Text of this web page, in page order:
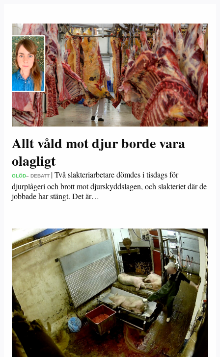
Allt våld mot djur borde vara
olagligt
GLÖD– DEBATT |Två slakteriarbetare dömdes i tisdags för
djurplågeri och brott mot djurskyddslagen, och slakteriet där de
jobbade har stängt. Det är…